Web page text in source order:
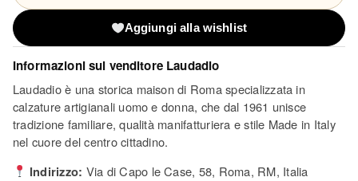
Aggiungi alla wishlist
Informazioni sul venditore Laudadio
Laudadio è una storica maison di Roma specializzata in
calzature artigianali uomo e donna, che dal 1961 unisce
tradizione familiare, qualità manifatturiera e stile Made in Italy
nel cuore del centro cittadino.
Indirizzo: Via di Capo le Case, 58, Roma, RM, Italia